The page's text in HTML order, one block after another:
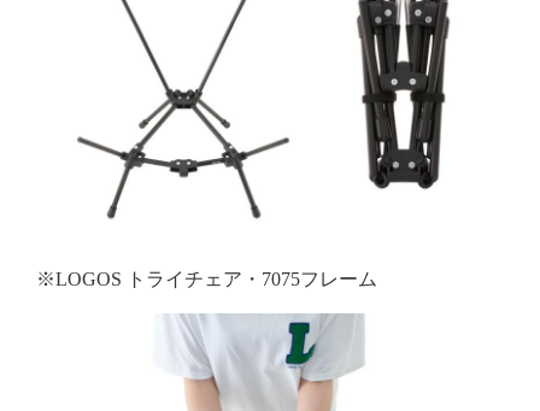
※LOGOS トライチェア・7075フレーム